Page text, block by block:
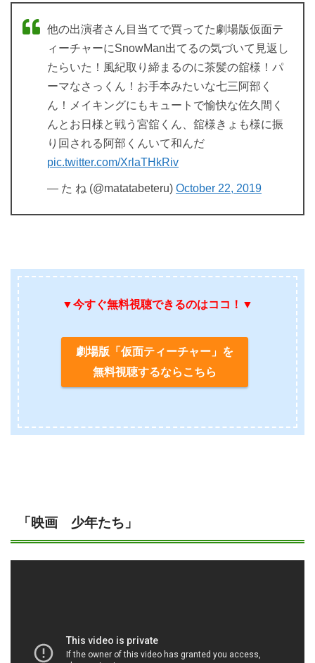
他の出演者さん目当てで買ってた劇場版仮面テ
ィーチャーにSnowMan出てるの気づいて見返し
たらいた！風紀取り締まるのに茶髪の舘様！パ
ーマなさっくん！お手本みたいな七三阿部く
ん！メイキングにもキュートで愉快な佐久間く
んとお日様と戦う宮舘くん、舘様きょも様に振
り回される阿部くんいて和んだ
pic.twitter.com/XrlaTHkRiv
— た ね (@matatabeteru) October 22, 2019
▼今すぐ無料視聴できるのはココ！▼
劇場版「仮面ティーチャー」を
無料視聴するならこちら
「映画 少年たち」